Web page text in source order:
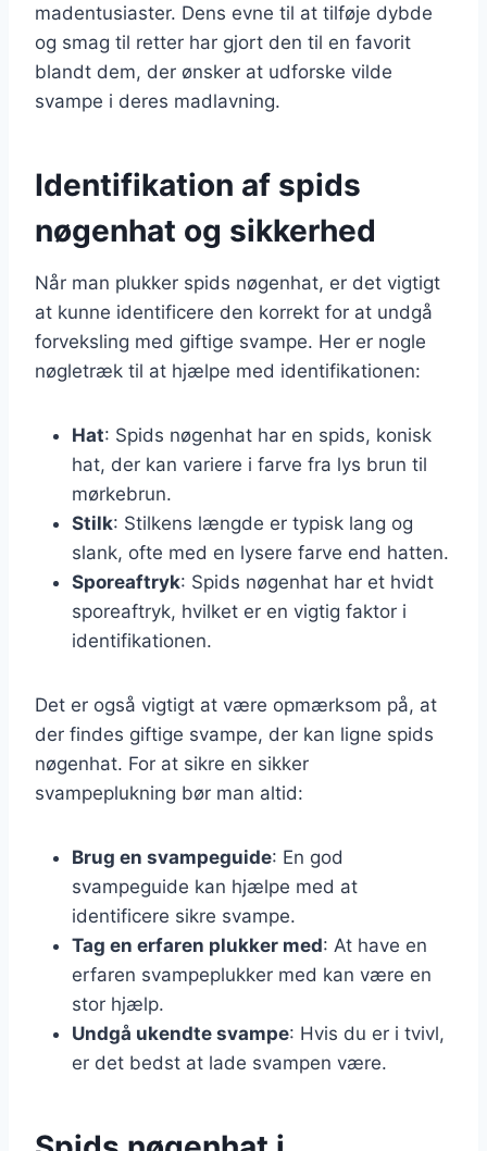
madentusiaster. Dens evne til at tilføje dybde
og smag til retter har gjort den til en favorit
blandt dem, der ønsker at udforske vilde
svampe i deres madlavning.
Identifikation af spids
nøgenhat og sikkerhed
Når man plukker spids nøgenhat, er det vigtigt
at kunne identificere den korrekt for at undgå
forveksling med giftige svampe. Her er nogle
nøgletræk til at hjælpe med identifikationen:
Hat: Spids nøgenhat har en spids, konisk
hat, der kan variere i farve fra lys brun til
mørkebrun.
Stilk: Stilkens længde er typisk lang og
slank, ofte med en lysere farve end hatten.
Sporeaftryk: Spids nøgenhat har et hvidt
sporeaftryk, hvilket er en vigtig faktor i
identifikationen.
Det er også vigtigt at være opmærksom på, at
der findes giftige svampe, der kan ligne spids
nøgenhat. For at sikre en sikker
svampeplukning bør man altid:
Brug en svampeguide: En god
svampeguide kan hjælpe med at
identificere sikre svampe.
Tag en erfaren plukker med: At have en
erfaren svampeplukker med kan være en
stor hjælp.
Undgå ukendte svampe: Hvis du er i tvivl,
er det bedst at lade svampen være.